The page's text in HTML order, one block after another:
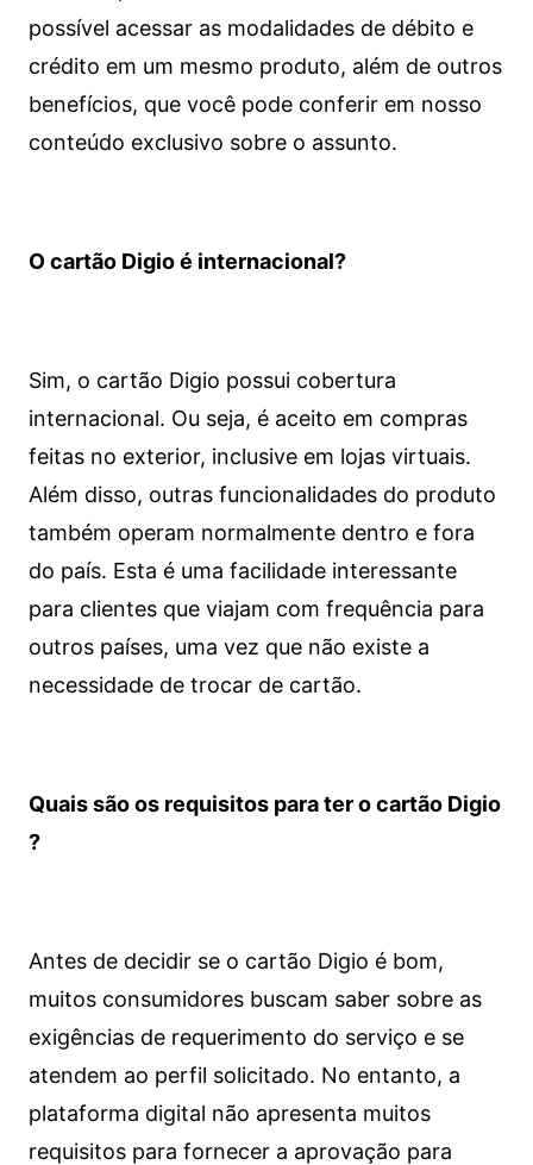
possível acessar as modalidades de débito e
crédito em um mesmo produto, além de outros
benefícios, que você pode conferir em nosso
conteúdo exclusivo sobre o assunto.
O cartão Digio é internacional?
Sim, o cartão Digio possui cobertura
internacional. Ou seja, é aceito em compras
feitas no exterior, inclusive em lojas virtuais.
Além disso, outras funcionalidades do produto
também operam normalmente dentro e fora
do país. Esta é uma facilidade interessante
para clientes que viajam com frequência para
outros países, uma vez que não existe a
necessidade de trocar de cartão.
Quais são os requisitos para ter o cartão Digio
?
Antes de decidir se o cartão Digio é bom,
muitos consumidores buscam saber sobre as
exigências de requerimento do serviço e se
atendem ao perfil solicitado. No entanto, a
plataforma digital não apresenta muitos
requisitos para fornecer a aprovação para